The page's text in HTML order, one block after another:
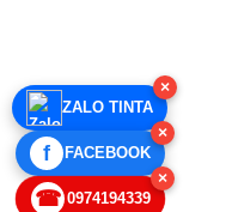
×
ZALO TINTA
×
f FACEBOOK
×
☎ 0974194339